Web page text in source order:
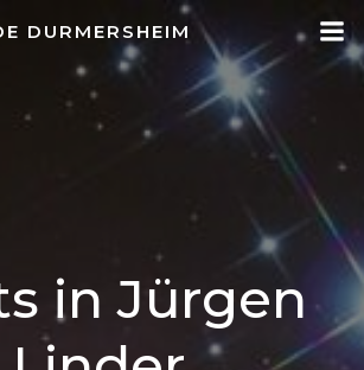
zum
Inhalt
DURMERSHEIM
inJürgen